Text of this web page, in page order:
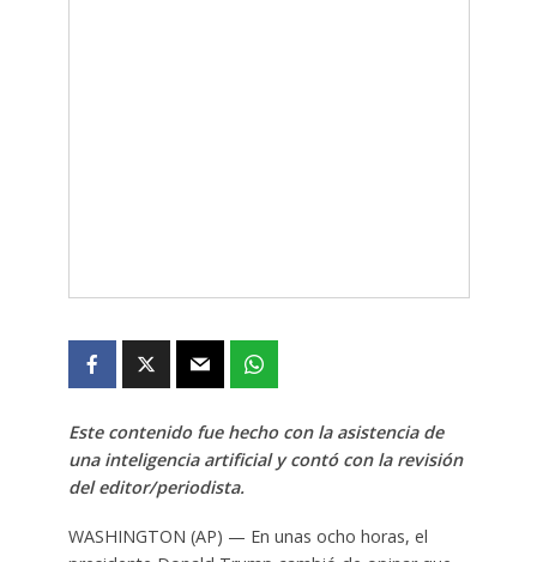
Este contenido fue hecho con la asistencia de
una inteligencia artificial y contó con la revisión
del editor/periodista.
WASHINGTON (AP) — En unas ocho horas, el